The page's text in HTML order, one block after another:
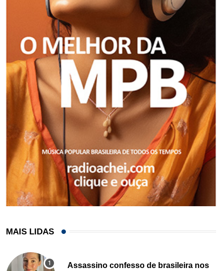
MAIS LIDAS
Assassino confesso de brasileira nos